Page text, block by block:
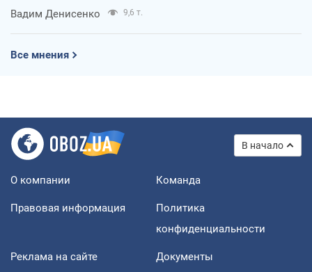
Вадим Денисенко 9,6 т.
Все мнения
В начало
О компании Команда
Правовая информация
Политика
конфиденциальности
Реклама на сайте Документы